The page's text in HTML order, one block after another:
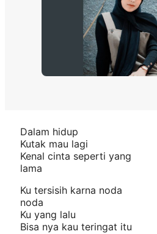
Dalam hidup
Kutak mau lagi
Kenal cinta seperti yang
lama
Ku tersisih karna noda
noda
Ku yang lalu
Bisa nya kau teringat itu